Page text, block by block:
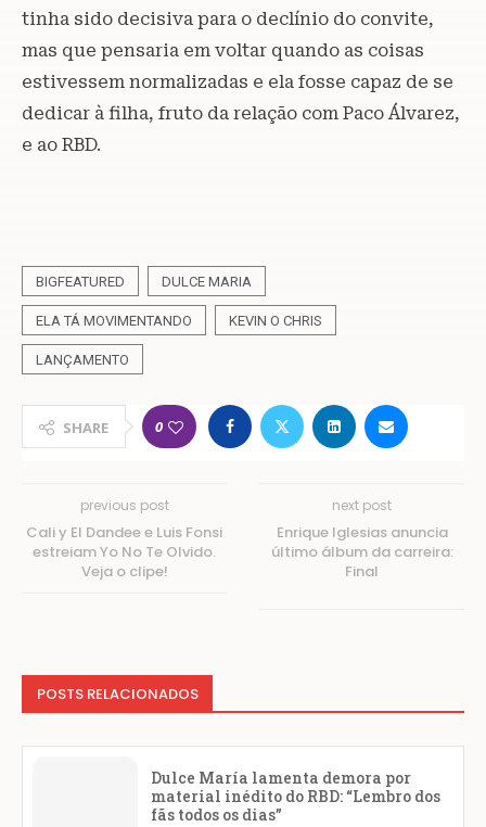
tinha sido decisiva para o declínio do convite,
mas que pensaria em voltar quando as coisas
estivessem normalizadas e ela fosse capaz de se
dedicar à filha, fruto da relação com Paco Álvarez,
e ao RBD.
BIGFEATURED DULCE MARIA
ELA TÁ MOVIMENTANDO KEVIN O CHRIS
LANÇAMENTO
SHARE 0
previous post
Cali y El Dandee e Luis Fonsi
estreiam Yo No Te Olvido.
Veja o clipe!
next post
Enrique Iglesias anuncia
último álbum da carreira:
Final
POSTS RELACIONADOS
Dulce María lamenta demora por
material inédito do RBD: “Lembro dos
fãs todos os dias”